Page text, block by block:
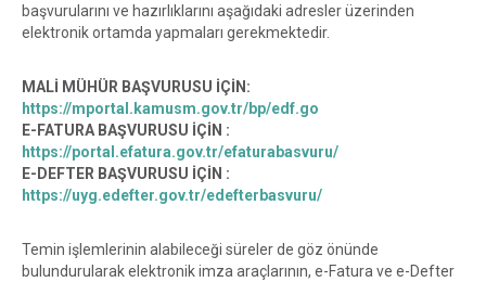
başvurularını ve hazırlıklarını aşağıdaki adresler üzerinden
elektronik ortamda yapmaları gerekmektedir.
MALİ MÜHÜR BAŞVURUSU İÇİN:
https://mportal.kamusm.gov.tr/bp/edf.go
E-FATURA BAŞVURUSU İÇİN :
https://portal.efatura.gov.tr/efaturabasvuru/
E-DEFTER BAŞVURUSU İÇİN :
https://uyg.edefter.gov.tr/edefterbasvuru/
Temin işlemlerinin alabileceği süreler de göz önünde
bulundurularak elektronik imza araçlarının, e-Fatura ve e-Defter